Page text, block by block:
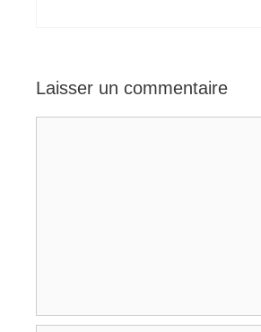
Laisser un commentaire